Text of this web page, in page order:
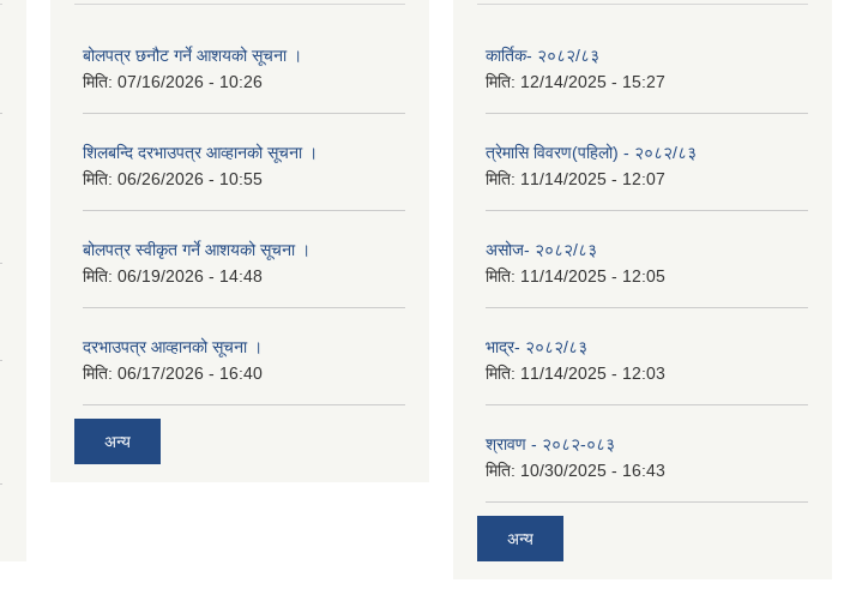
बोलपत्र छनौट गर्ने आशयको सूचना ।
मिति: 07/16/2026 - 10:26
शिलबन्दि दरभाउपत्र आव्हानको सूचना ।
मिति: 06/26/2026 - 10:55
बोलपत्र स्वीकृत गर्ने आशयको सूचना ।
मिति: 06/19/2026 - 14:48
दरभाउपत्र आव्हानको सूचना ।
मिति: 06/17/2026 - 16:40
अन्य
कार्तिक- २०८२/८३
मिति: 12/14/2025 - 15:27
त्रेमासि विवरण(पहिलो) - २०८२/८३
मिति: 11/14/2025 - 12:07
असोज- २०८२/८३
मिति: 11/14/2025 - 12:05
भाद्र- २०८२/८३
मिति: 11/14/2025 - 12:03
श्रावण - २०८२-०८३
मिति: 10/30/2025 - 16:43
अन्य